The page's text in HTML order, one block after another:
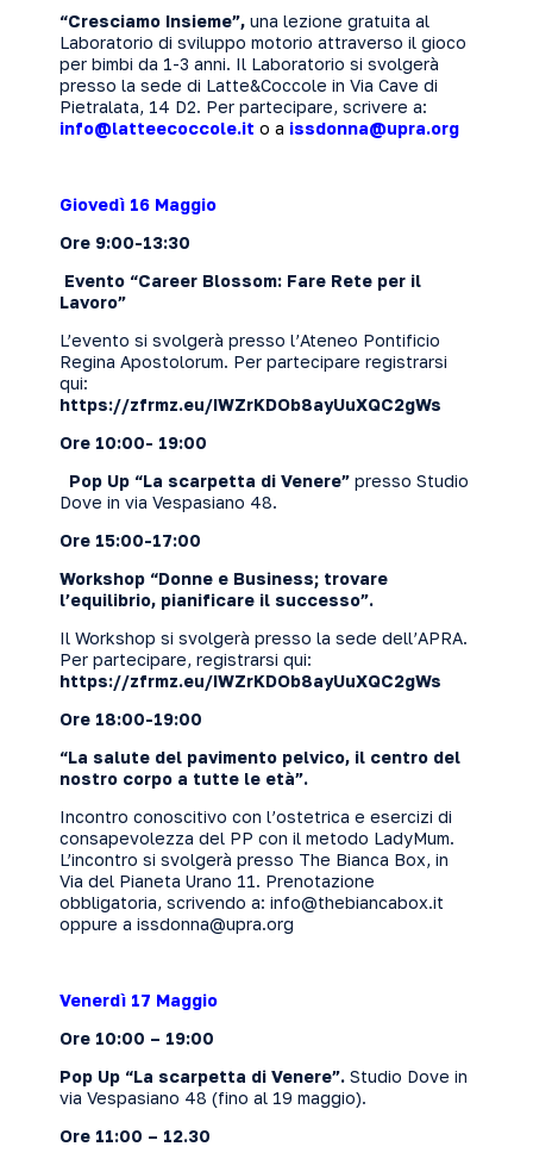
“Cresciamo Insieme”, una lezione gratuita al
Laboratorio di sviluppo motorio attraverso il gioco
per bimbi da 1-3 anni. Il Laboratorio si svolgerà
presso la sede di Latte&Coccole in Via Cave di
Pietralata, 14 D2. Per partecipare, scrivere a:
info@latteecoccole.it o a issdonna@upra.org
Giovedì 16 Maggio
Ore 9:00-13:30
Evento “Career Blossom: Fare Rete per il
Lavoro”
L’evento si svolgerà presso l’Ateneo Pontificio
Regina Apostolorum. Per partecipare registrarsi
qui:
https://zfrmz.eu/IWZrKDOb8ayUuXQC2gWs
Ore 10:00- 19:00
Pop Up “La scarpetta di Venere” presso Studio
Dove in via Vespasiano 48.
Ore 15:00-17:00
Workshop “Donne e Business; trovare
l’equilibrio, pianificare il successo”.
Il Workshop si svolgerà presso la sede dell’APRA.
Per partecipare, registrarsi qui:
https://zfrmz.eu/IWZrKDOb8ayUuXQC2gWs
Ore 18:00-19:00
“La salute del pavimento pelvico, il centro del
nostro corpo a tutte le età”.
Incontro conoscitivo con l’ostetrica e esercizi di
consapevolezza del PP con il metodo LadyMum.
L’incontro si svolgerà presso The Bianca Box, in
Via del Pianeta Urano 11. Prenotazione
obbligatoria, scrivendo a: info@thebiancabox.it
oppure a issdonna@upra.org
Venerdì 17 Maggio
Ore 10:00 – 19:00
Pop Up “La scarpetta di Venere”. Studio Dove in
via Vespasiano 48 (fino al 19 maggio).
Ore 11:00 – 12.30